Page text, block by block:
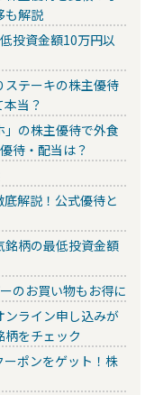
も解説
投資金額10万円以
ステーキの株主優待
当？
」の株主優待で外食
待・配当は？
解説！公式優待と
柄の最低投資金額
のお買い物もお得に
ンライン申し込みが
をチェック
ポンをゲット！株